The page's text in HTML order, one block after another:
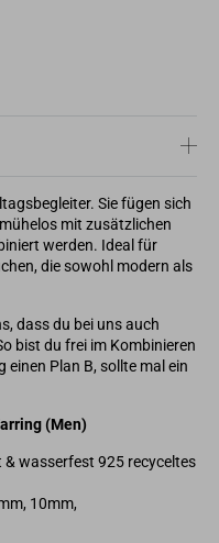
Sie fügen sich
mit zusätzlichen
werden. Ideal für
die sowohl modern als
dass du bei uns auch
bist du frei im Kombinieren
Plan B, sollte mal ein
(Men)
wasserfest 925 recyceltes
10mm,